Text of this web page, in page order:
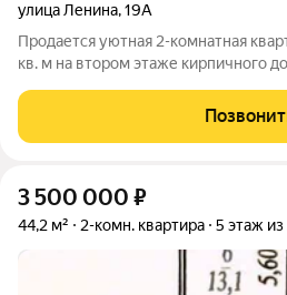
улица Ленина,19А
Продается уютная 2-комнатная
кв. м на втором этаже кирпичного
выходят на улицу, что
приятный вид. У
3 500 000 ₽
44,2 м² 2-комн. квартира 5 этаж из